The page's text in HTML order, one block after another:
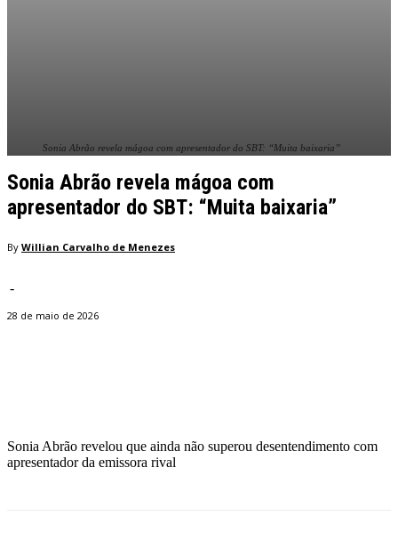
Sonia Abrão revela mágoa com apresentador do SBT: “Muita baixaria”
Sonia Abrão revela mágoa com
apresentador do SBT: “Muita baixaria”
By Willian Carvalho de Menezes
-
28 de maio de 2026
Sonia Abrão revelou que ainda não superou desentendimento com
apresentador da emissora rival